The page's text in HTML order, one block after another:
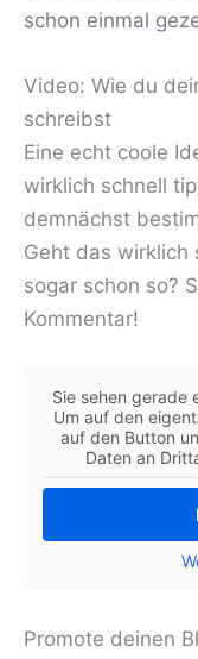
schon einmal
Video: Wie du
schreibst
Eine echt coole
wirklich schnell
demnächst
Geht das wirklich
sogar schon so?
Kommentar!
Sie sehen gerade
Um auf den
auf den Button
Daten an
Promote deinen